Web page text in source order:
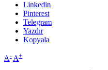
Linkedin
Pinterest
Telegram
Yazdır
Kopyala
A- A+